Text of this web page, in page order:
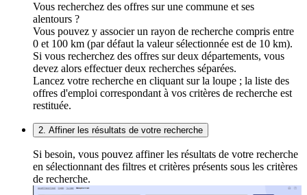
Vous recherchez des offres sur une commune et ses
alentours ?
Vous pouvez y associer un rayon de recherche compris entre
0 et 100 km (par défaut la valeur sélectionnée est de 10 km).
Si vous recherchez des offres sur deux départements, vous
devez alors effectuer deux recherches séparées.
Lancez votre recherche en cliquant sur la loupe ; la liste des
offres d'emploi correspondant à vos critères de recherche est
restituée.
2. Affiner les résultats de votre recherche
Si besoin, vous pouvez affiner les résultats de votre recherche
en sélectionnant des filtres et critères présents sous les critères
de recherche.